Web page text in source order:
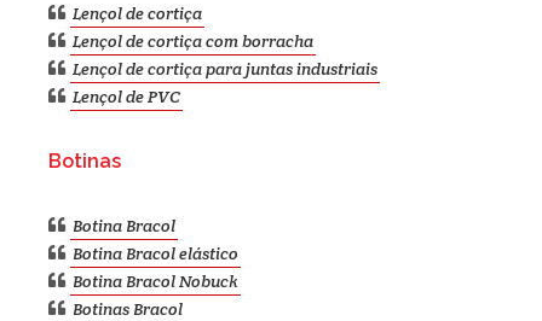
Lençol de cortiça
Lençol de cortiça com borracha
Lençol de cortiça para juntas industriais
Lençol de PVC
Botinas
Botina Bracol
Botina Bracol elástico
Botina Bracol Nobuck
Botinas Bracol